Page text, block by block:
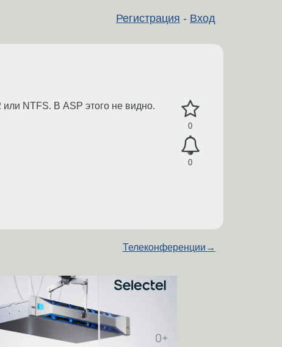
Регистрация - Вход
0
0
NTFS. В ASP этого не видно.
Телеконференции →